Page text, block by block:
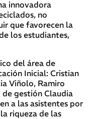
innovadora
no
que favorecen la
los estudiantes,
del área de
Inicial: Cristian
Viñolo, Ramiro
de gestión Claudia
a las asistentes por
riqueza de las